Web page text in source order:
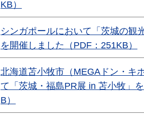
KB）
シンガポールにおいて「茨城の観
を開催しました（PDF：251KB）
北海道苫小牧市（MEGAドン・キ
て「茨城・福島PR展 in 苫小牧」
B）